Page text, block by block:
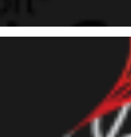
de
de database